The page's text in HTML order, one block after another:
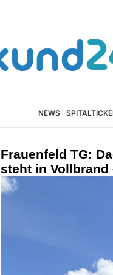
NEWS
Frauenfeld TG:
steht in